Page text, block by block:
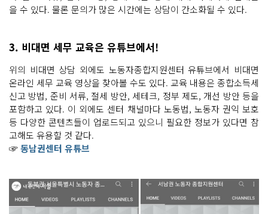
을 수 있다. 물론 문의가 많은 시간에는 상담이 간소화될 수 있다.
3. 비대면 세무 교육은 유튜브에서!
위의 비대면 상담 외에도 노동자종합지원센터 유튜브에서 비대면
온라인 세무 교육 영상을 찾아볼 수도 있다. 교육 내용은 종합소득세
신고 방법, 준비 서류, 절세 방안, 세테크, 정부 제도, 개선 방안 등을
포함하고 있다. 이 외에도 센터 채널마다 노동법, 노동자 권익 보호
등 다양한 콘텐츠들이 업로드되고 있으니 필요한 정보가 있다면 참
고해도 유용할 것 같다.
☞동남권센터 유튜브